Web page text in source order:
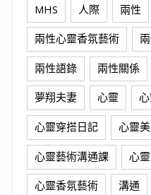
MHS 人際 兩性
兩性心靈香氛藝術
兩性語錄 兩性關係
夢翔夫妻 心靈
心靈穿搭日記 心靈
心靈藝術溝通課 心
心靈香氛藝術 溝通